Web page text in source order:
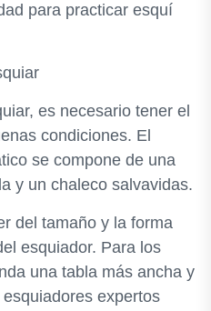
para practicar esquí
es necesario tener el
condiciones. El
se compone de una
y un chaleco salvavidas.
del tamaño y la forma
esquiador. Para los
una tabla más ancha y
expertos